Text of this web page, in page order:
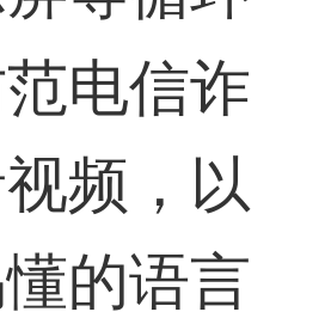
电信诈
频，以
的语言